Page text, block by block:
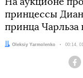
На аукционе
принцессы
принца Чарльза
Автор:
Oleksiy Yarmolenko Дата:
00:14,